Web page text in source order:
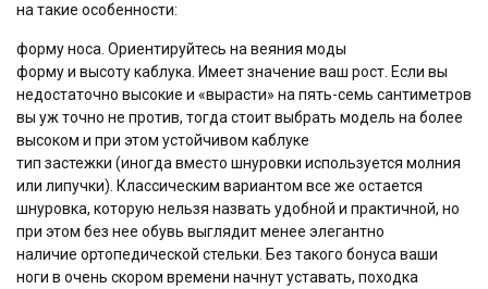
на такие особенности:
форму носа. Ориентируйтесь на веяния моды
форму и высоту каблука. Имеет значение ваш рост. Если вы
недостаточно высокие и «вырасти» на пять-семь сантиметров
вы уж точно не против, тогда стоит выбрать модель на более
высоком и при этом устойчивом каблуке
тип застежки (иногда вместо шнуровки используется молния
или липучки). Классическим вариантом все же остается
шнуровка, которую нельзя назвать удобной и практичной, но
при этом без нее обувь выглядит менее элегантно
наличие ортопедической стельки. Без такого бонуса ваши
ноги в очень скором времени начнут уставать, походка